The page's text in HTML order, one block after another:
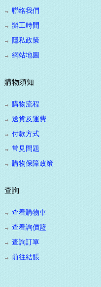
聯絡我們
辦工時間
隱私政策
網站地圖
購物須知
購物流程
送貨及運費
付款方式
常見問題
購物保障政策
查詢
查看購物車
查看詢價籃
查詢訂單
前往結賬